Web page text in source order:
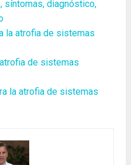
síntomas, diagnóstico,
la atrofia de sistemas
de sistemas
la atrofia de sistemas